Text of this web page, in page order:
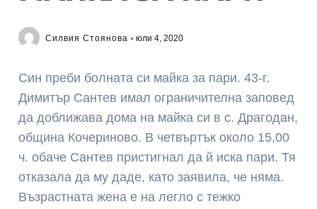
Силвия Стоянова юли 4, 2020
Син преби болната си майка за пари. 43-г.
Димитър Сантев имал ограничителна заповед
да доближава дома на майка си в с. Драгодан,
община Кочериново. В четвъртък около 15,00
ч. обаче Сантев пристигнал да й иска пари. Тя
отказала да му даде, като заявила, че няма.
Възрастната жена е на легло с тежко